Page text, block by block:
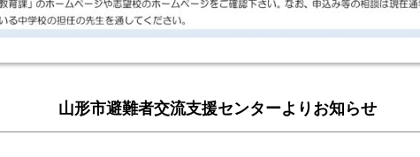
山形市避難者交流支援センターよりお知らせ